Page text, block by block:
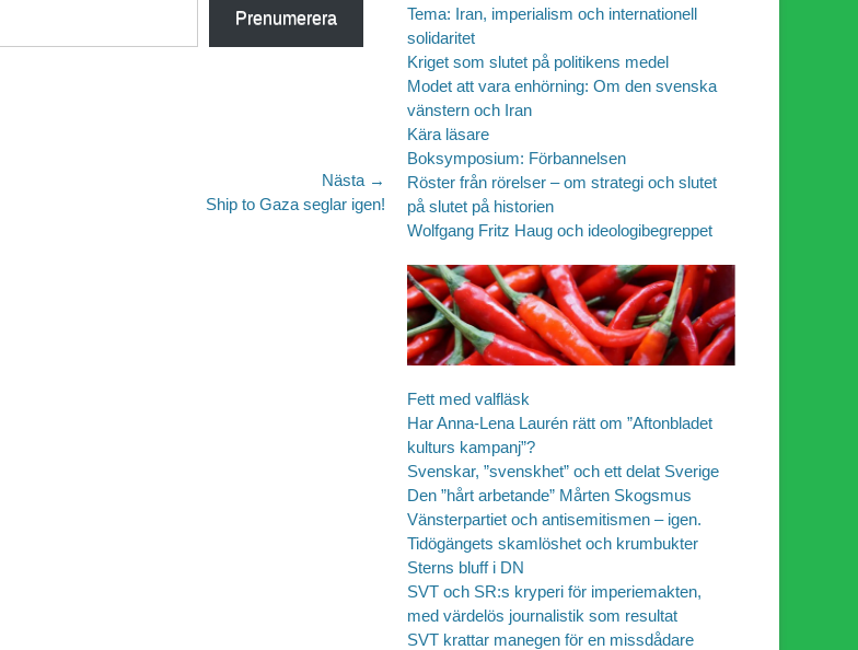
Prenumerera
Nästa →
Ship to Gaza seglar igen!
Tema: Iran, imperialism och internationell
solidaritet
Kriget som slutet på politikens medel
Modet att vara enhörning: Om den svenska
vänstern och Iran
Kära läsare
Boksymposium: Förbannelsen
Röster från rörelser – om strategi och slutet
på slutet på historien
Wolfgang Fritz Haug och ideologibegreppet
Fett med valfläsk
Har Anna-Lena Laurén rätt om ”Aftonbladet
kulturs kampanj”?
Svenskar, ”svenskhet” och ett delat Sverige
Den ”hårt arbetande” Mårten Skogsmus
Vänsterpartiet och antisemitismen – igen.
Tidögängets skamlöshet och krumbukter
Sterns bluff i DN
SVT och SR:s kryperi för imperiemakten,
med värdelös journalistik som resultat
SVT krattar manegen för en missdådare